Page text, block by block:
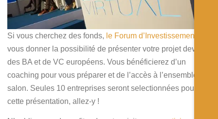
Si vous cherchez des fonds, le Forum d’Investissement
vous donner la possibilité de présenter votre projet devant
des BA et de VC européens. Vous bénéficierez d’un
coaching pour vous préparer et de l’accès à l’ensemble du
salon. Seules 10 entreprises seront selectionnées pour
cette présentation, allez-y !